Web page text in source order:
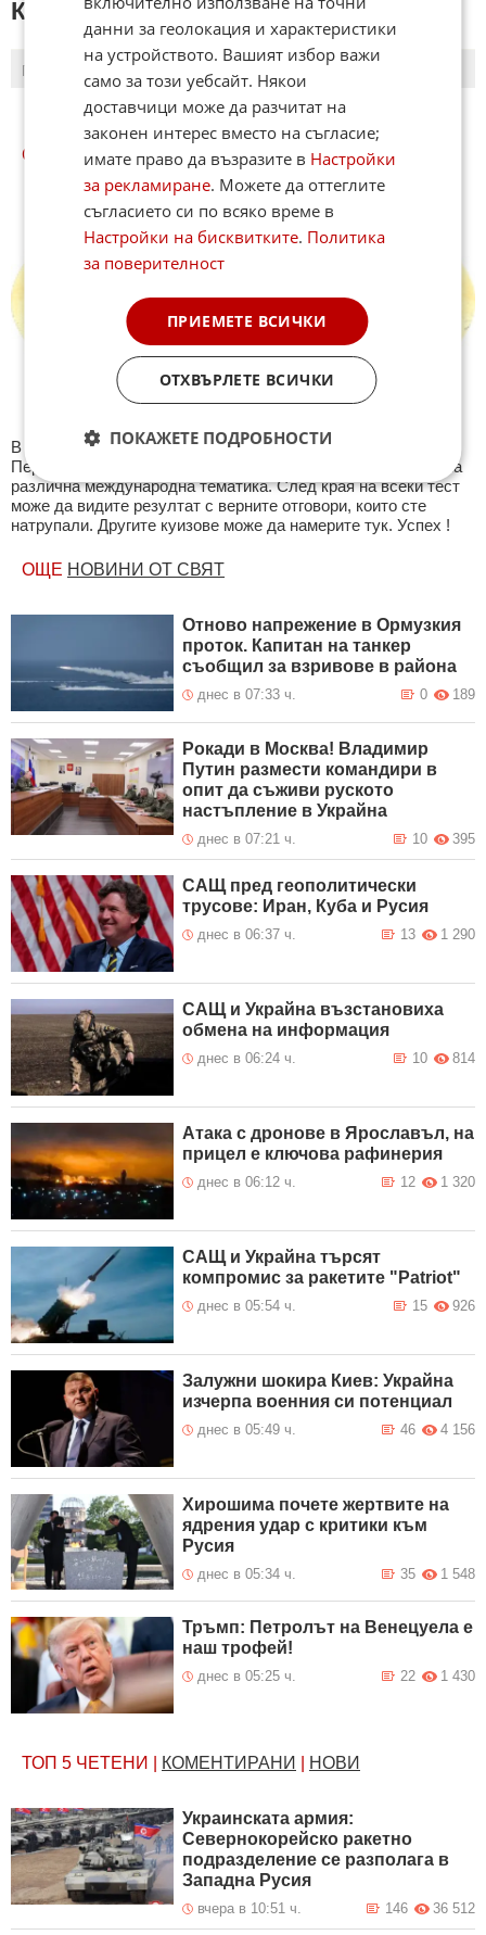
КОМЕНТАРИ КЪМ СТАТИЯТА
СВЯТ КУИЗОВЕ
В секция Свят ще намерите тематична Куиз рубрика.
Периодично се публикува специализиран куиз с въпроси на
различна международна тематика. След края на всеки тест
може да видите резултат с верните отговори, които сте
натрупали. Другите куизове може да намерите тук. Успех !
ОЩЕ НОВИНИ ОТ СВЯТ
Отново напрежение в Ормузкия
проток. Капитан на танкер
съобщил за взривове в района
днес в 07:33 ч. 189
0
Рокади в Москва! Владимир
Путин размести командири в
опит да съживи руското
настъпление в Украйна
днес в 07:21 ч. 395
10
САЩ пред геополитически
трусове: Иран, Куба и Русия
днес в 06:37 ч. 1 290
13
САЩ и Украйна възстановиха
обмена на информация
днес в 06:24 ч. 814
10
Атака с дронове в Ярославъл, на
прицел е ключова рафинерия
днес в 06:12 ч. 1 320
12
САЩ и Украйна търсят
компромис за ракетите "Patriot"
днес в 05:54 ч. 926
15
Залужни шокира Киев: Украйна
изчерпа военния си потенциал
днес в 05:49 ч. 4 156
46
Хирошима почете жертвите на
ядрения удар с критики към
Русия
днес в 05:34 ч. 1 548
35
Тръмп: Петролът на Венецуела е
наш трофей!
днес в 05:25 ч. 1 430
22
ТОП 5 ЧЕТЕНИ КОМЕНТИРАНИ НОВИ
Украинската армия:
Севернокорейско ракетно
подразделение се разполага в
Западна Русия
вчера в 10:51 ч. 36 512
146
данни за геолокация и характеристики
на устройството. Вашият избор важи
само за този уебсайт. Някои
доставчици може да разчитат на
законен интерес вместо на съгласие;
имате право да възразите в Настройки
за рекламиране. Можете да оттеглите
съгласието си по всяко време в
Настройки на бисквитките. Политика
за поверителност
ПРИЕМЕТЕ ВСИЧКИ
ОТХВЪРЛЕТЕ ВСИЧКИ
ПОКАЖЕТЕ ПОДРОБНОСТИ